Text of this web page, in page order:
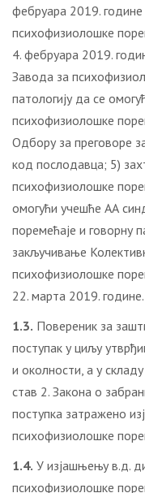
фебруара 2019.
психофизиолошке
4. фебруара 2019.
Завода за
патологију да се
психофизиолошке
Одбору за преговоре
код послодавца; 5)
психофизиолошке
омогући учешће АА
поремећаје и говорну
закључивање
психофизиолошке
22. марта 2019. године.
1.3. Повереник за
поступак у циљу
и околности, a у
став 2. Закона о
поступка затражено
психофизиолошке
1.4. У изјашњењу в.д.
психофизиолошке